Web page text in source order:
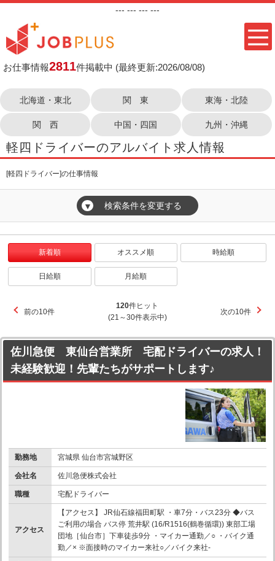
--- --- --- ---
お仕事情報2811件掲載中 (最終更新:2026/08/08)
北海道・東北 関 東 東海・北陸
関 西 中国・四国 九州・沖縄
軽四ドライバーのアルバイト求人情報
[軽四ドライバー]の仕事情報
▼ 検索条件を変更する
新着順 オススメ順 時給順
日給順 月給順
前の10件
120件ヒット
(21～30件表示中)
次の10件
佐川急便 東仙台営業所 宅配ドライバーの求人！
未経験歓迎！先輩たちがサポートします♪
勤務地 宮城県 仙台市宮城野区
会社名 佐川急便株式会社
職種 宅配ドライバー
アクセス
【アクセス】 JR仙石線福田町駅 ・車7分・バス23分 ◆バス
ご利用の場合 バス停 荒井駅 (16/R1516(鶴巻循環)) 東部工場
団地［仙台市］下車徒歩9分 ・マイカー通勤／○ ・バイク通
勤／× ※面接時のマイカー来社○／バイク来社-